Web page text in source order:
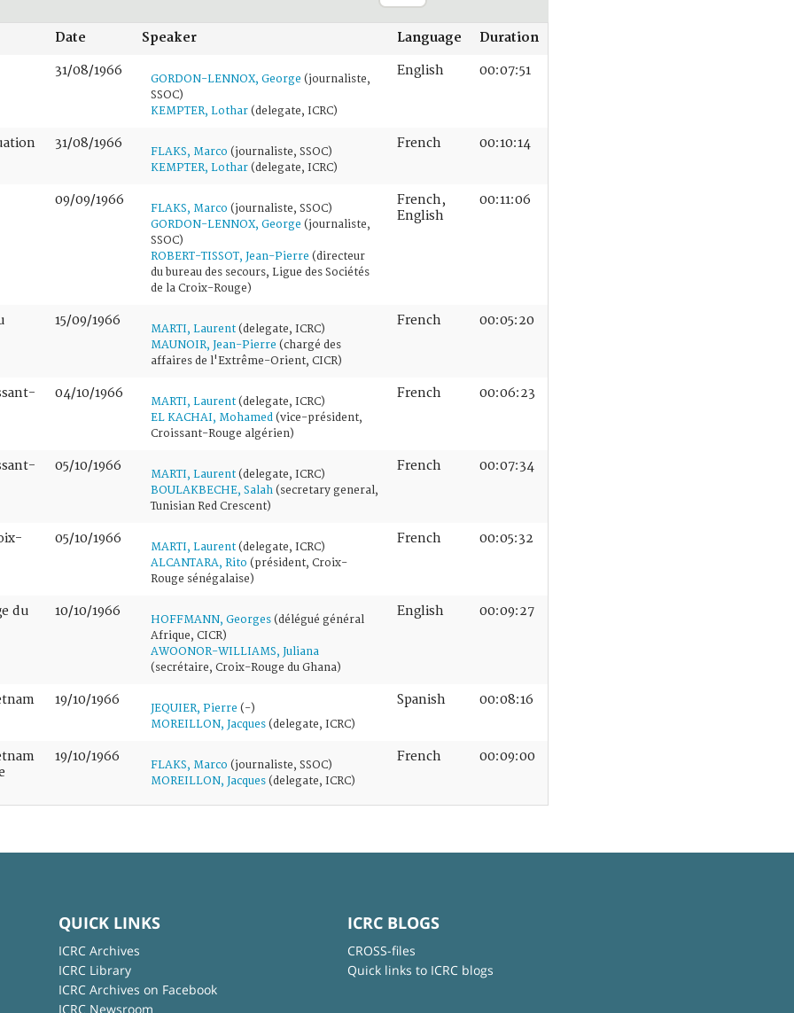
Date Speaker Language Duration
31/08/1966
GORDON-LENNOX, George (journaliste,
SSOC)
KEMPTER, Lothar (delegate, ICRC)
English 00:07:51
31/08/1966
FLAKS, Marco (journaliste, SSOC)
KEMPTER, Lothar (delegate, ICRC)
French 00:10:14
09/09/1966
FLAKS, Marco (journaliste, SSOC)
GORDON-LENNOX, George (journaliste,
SSOC)
ROBERT-TISSOT, Jean-Pierre (directeur
du bureau des secours, Ligue des Sociétés
de la Croix-Rouge)
French,
English
00:11:06
15/09/1966
MARTI, Laurent (delegate, ICRC)
MAUNOIR, Jean-Pierre (chargé des
affaires de l'Extrême-Orient, CICR)
French 00:05:20
04/10/1966
MARTI, Laurent (delegate, ICRC)
EL KACHAI, Mohamed (vice-président,
Croissant-Rouge algérien)
French 00:06:23
05/10/1966
MARTI, Laurent (delegate, ICRC)
BOULAKBECHE, Salah (secretary general,
Tunisian Red Crescent)
French 00:07:34
05/10/1966
MARTI, Laurent (delegate, ICRC)
ALCANTARA, Rito (président, Croix-
Rouge sénégalaise)
French 00:05:32
du
10/10/1966
HOFFMANN, Georges (délégué général
Afrique, CICR)
AWOONOR-WILLIAMS, Juliana
(secrétaire, Croix-Rouge du Ghana)
English 00:09:27
19/10/1966
JEQUIER, Pierre (-)
MOREILLON, Jacques (delegate, ICRC)
Spanish 00:08:16
19/10/1966
FLAKS, Marco (journaliste, SSOC)
MOREILLON, Jacques (delegate, ICRC)
French 00:09:00
QUICK LINKS
ICRC Archives
ICRC Library
ICRC Archives on Facebook
ICRC Newsroom
ICRC BLOGS
CROSS-files
Quick links to ICRC blogs